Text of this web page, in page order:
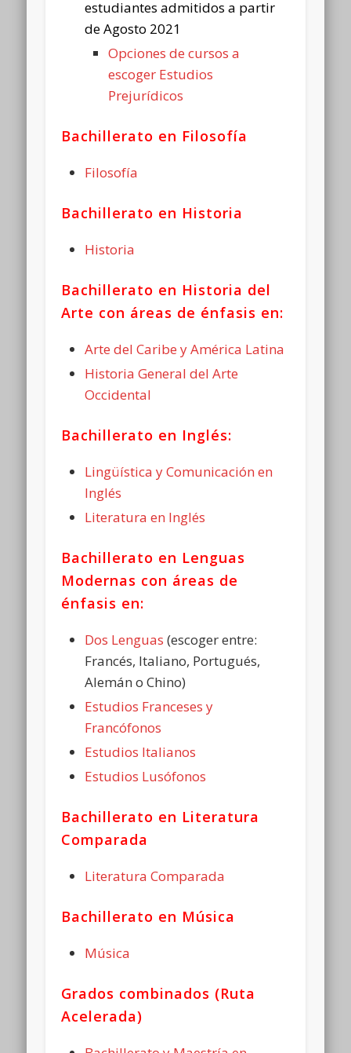
estudiantes admitidos a partir
de Agosto 2021
Opciones de cursos a
escoger Estudios
Prejurídicos
Bachillerato en Filosofía
Filosofía
Bachillerato en Historia
Historia
Bachillerato en Historia del
Arte con áreas de énfasis en:
Arte del Caribe y América Latina
Historia General del Arte
Occidental
Bachillerato en Inglés:
Lingüística y Comunicación en
Inglés
Literatura en Inglés
Bachillerato en Lenguas
Modernas con áreas de
énfasis en:
Dos Lenguas (escoger entre:
Francés, Italiano, Portugués,
Alemán o Chino)
Estudios Franceses y
Francófonos
Estudios Italianos
Estudios Lusófonos
Bachillerato en Literatura
Comparada
Literatura Comparada
Bachillerato en Música
Música
Grados combinados (Ruta
Acelerada)